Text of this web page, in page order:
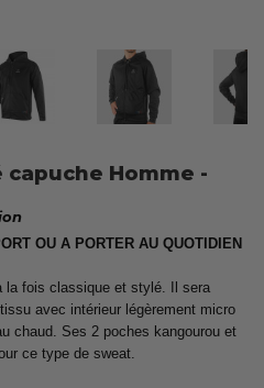
capuche Homme -
OU A PORTER AU QUOTIDIEN
la fois classique et stylé. Il sera
avec intérieur légèrement micro
chaud. Ses 2 poches kangourou et
ce type de sweat.